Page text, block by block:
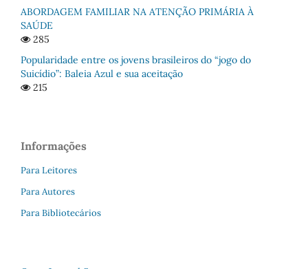
ABORDAGEM FAMILIAR NA ATENÇÃO PRIMÁRIA À
SAÚDE
285
Popularidade entre os jovens brasileiros do “jogo do
Suicídio”: Baleia Azul e sua aceitação
215
Informações
Para Leitores
Para Autores
Para Bibliotecários